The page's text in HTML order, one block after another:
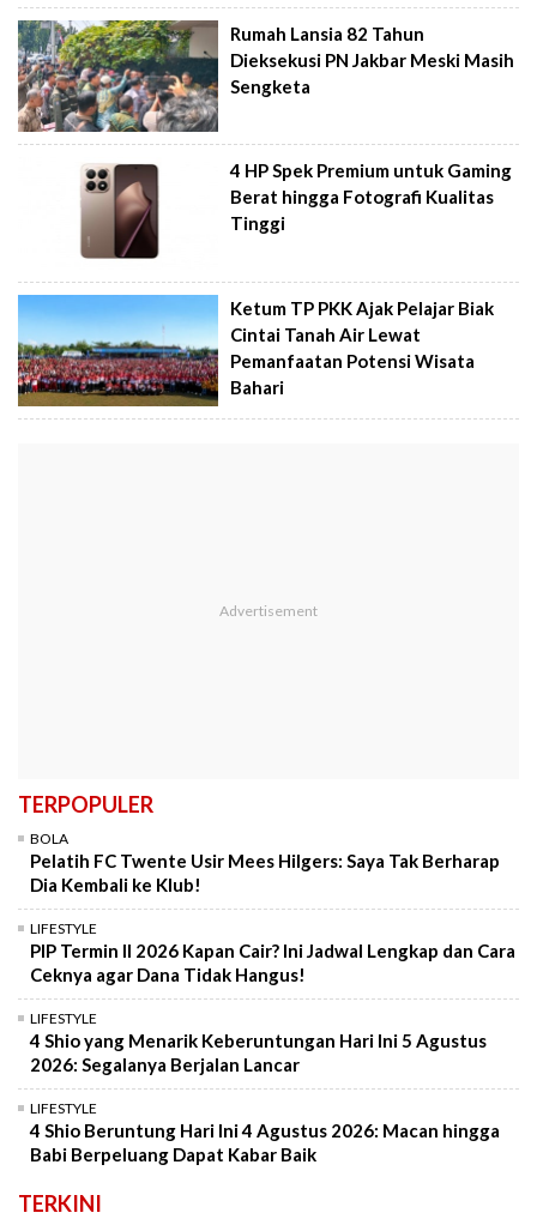
Rumah Lansia 82 Tahun
Dieksekusi PN Jakbar Meski Masih
Sengketa
4 HP Spek Premium untuk Gaming
Berat hingga Fotografi Kualitas
Tinggi
Ketum TP PKK Ajak Pelajar Biak
Cintai Tanah Air Lewat
Pemanfaatan Potensi Wisata
Bahari
TERPOPULER
BOLA
Pelatih FC Twente Usir Mees Hilgers: Saya Tak Berharap
Dia Kembali ke Klub!
LIFESTYLE
PIP Termin II 2026 Kapan Cair? Ini Jadwal Lengkap dan Cara
Ceknya agar Dana Tidak Hangus!
LIFESTYLE
4 Shio yang Menarik Keberuntungan Hari Ini 5 Agustus
2026: Segalanya Berjalan Lancar
LIFESTYLE
4 Shio Beruntung Hari Ini 4 Agustus 2026: Macan hingga
Babi Berpeluang Dapat Kabar Baik
TERKINI